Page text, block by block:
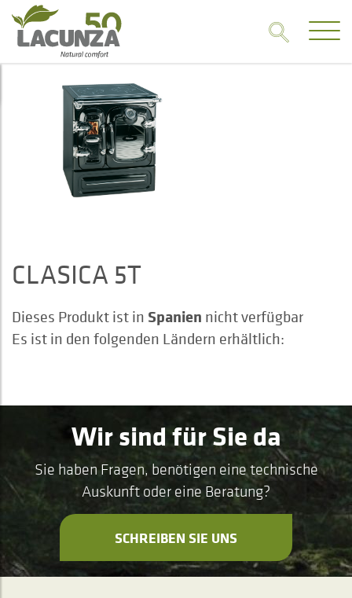
CLASICA 5T
Dieses Produkt ist in Spanien nicht verfügbar
Es ist in den folgenden Ländern erhältlich:
Wir sind für Sie da
Sie haben Fragen, benötigen eine technische
Auskunft oder eine Beratung?
SCHREIBEN SIE UNS